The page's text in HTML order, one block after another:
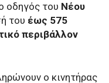
οδηγός του Νέου
του έως 575
περιβάλλον
ο κινητήρας